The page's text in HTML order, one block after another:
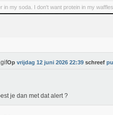
in my soda. I don't want protein in my
Op vrijdag 12 juni 2026 22:39 schreef
je dan met dat alert ?